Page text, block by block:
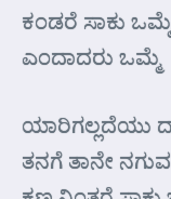
ಕಂಡರೆ ಸಾಕು ಒಮ್ಮೆ
ಎಂದಾದರು ಒಮ್ಮೆ
ಯಾರಿಗಲ್ಲದೆಯು
ತನಗೆ ತಾನೇ